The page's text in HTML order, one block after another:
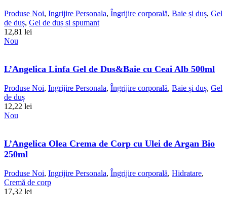
Produse Noi, Ingrijire Personala, Îngrijire corporală, Baie și duș, Gel
de duș, Gel de duș și spumant
12,81 lei
Nou
L’Angelica Linfa Gel de Dus&Baie cu Ceai Alb 500ml
Produse Noi, Ingrijire Personala, Îngrijire corporală, Baie și duș, Gel
de duș
12,22 lei
Nou
L’Angelica Olea Crema de Corp cu Ulei de Argan Bio
250ml
Produse Noi, Ingrijire Personala, Îngrijire corporală, Hidratare,
Cremă de corp
17,32 lei